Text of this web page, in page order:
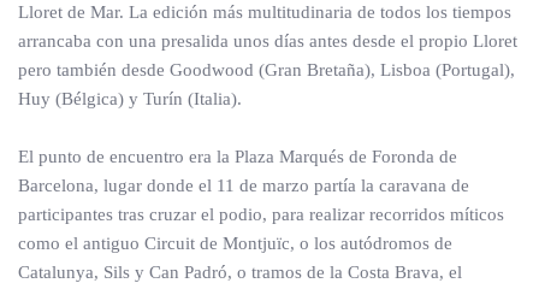
Lloret de Mar. La edición más multitudinaria de todos los tiempos
arrancaba con una presalida unos días antes desde el propio Lloret
pero también desde Goodwood (Gran Bretaña), Lisboa (Portugal),
Huy (Bélgica) y Turín (Italia).
El punto de encuentro era la Plaza Marqués de Foronda de
Barcelona, lugar donde el 11 de marzo partía la caravana de
participantes tras cruzar el podio, para realizar recorridos míticos
como el antiguo Circuit de Montjuïc, o los autódromos de
Catalunya, Sils y Can Padró, o tramos de la Costa Brava, el